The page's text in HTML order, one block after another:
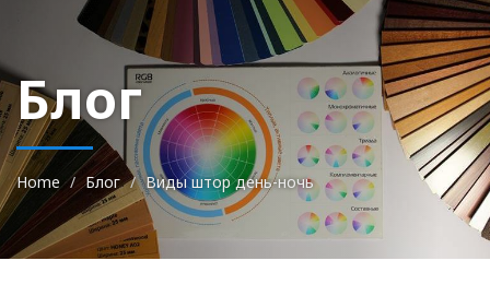
Блог
Home Блог Виды штор день-ночь